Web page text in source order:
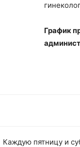
График
Каждую пятницу и